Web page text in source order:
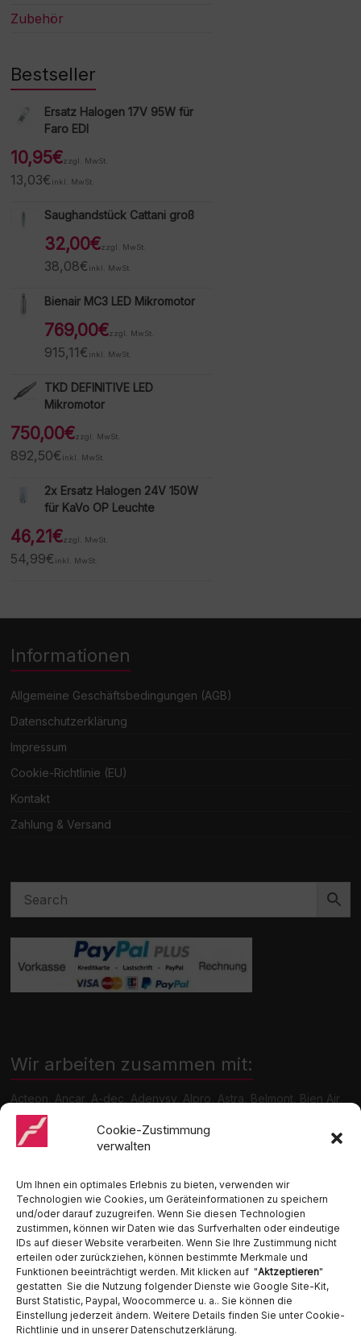
Cookie-Zustimmung
verwalten
Um Ihnen ein optimales Erlebnis zu bieten, verwenden wir
Technologien wie Cookies, um Geräteinformationen zu speichern
und/oder darauf zuzugreifen. Wenn Sie diesen Technologien
zustimmen, können wir Daten wie das Surfverhalten oder eindeutige
IDs auf dieser Website verarbeiten. Wenn Sie Ihre Zustimmung nicht
erteilen oder zurückziehen, können bestimmte Merkmale und
Funktionen beeinträchtigt werden. Mit klicken auf "Aktzeptieren"
gestatten Sie die Nutzung folgender Dienste wie Google Site-Kit,
Burst Statistic, Paypal, Woocommerce u. a.. Sie können die
Einstellung jederzeit ändern. Weitere Details finden Sie unter Cookie-
Richtlinie und in unserer Datenschutzerklärung.
Zubehör
Bestseller
Ersatz Halogen 17V 95W für
Faro EDI
10,95€zzgl. MwSt.
13,03€ inkl. MwSt.
Saughandstück Cattani groß
32,00€zzgl. MwSt.
38,08€ inkl. MwSt.
Bienair MC3 LED Mikromotor
769,00€zzgl. MwSt.
915,11€ inkl. MwSt.
TKD DEFINITIVE LED
Mikromotor
750,00€zzgl. MwSt.
892,50€ inkl. MwSt.
2x Ersatz Halogen 24V 150W
für KaVo OP Leuchte
46,21€zzgl. MwSt.
54,99€ inkl. MwSt.
Informationen
Allgemeine Geschäftsbedingungen (AGB)
Datenschutzerklärung
Impressum
Cookie-Richtlinie (EU)
Kontakt
Zahlung & Versand
Wir arbeiten zusammen mit:
Acteon, Ancar, A-dec, Adenysy, Alpro, Astra, Belmont, Bien Air,
Cattani, Chirana, DCI, Dürr, ETI, Euronda, Faro, Gcomm, KaVo,
Medentex, Melag, Midmark, Metasys, MK-Dent, NSK, Ophardt
Hygiene, Ritter, Satelec, Scican, TKD, Velopex, u.v.m
Ambident GmbH
Dental Geräte Handel und Service
Neumannstraße 3B